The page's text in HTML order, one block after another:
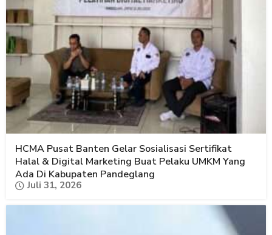
HCMA Pusat Banten Gelar Sosialisasi Sertifikat
Halal & Digital Marketing Buat Pelaku UMKM Yang
Ada Di Kabupaten Pandeglang
Juli 31, 2026